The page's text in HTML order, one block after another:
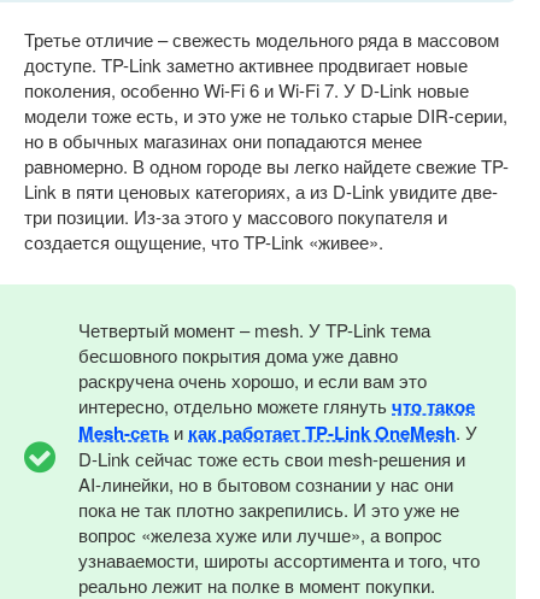
Третье отличие – свежесть модельного ряда в массовом
доступе. TP-Link заметно активнее продвигает новые
поколения, особенно Wi-Fi 6 и Wi-Fi 7. У D-Link новые
модели тоже есть, и это уже не только старые DIR-серии,
но в обычных магазинах они попадаются менее
равномерно. В одном городе вы легко найдете свежие TP-
Link в пяти ценовых категориях, а из D-Link увидите две-
три позиции. Из-за этого у массового покупателя и
создается ощущение, что TP-Link «живее».
Четвертый момент – mesh. У TP-Link тема
бесшовного покрытия дома уже давно
раскручена очень хорошо, и если вам это
интересно, отдельно можете глянутьчто такое
Mesh-сеть и как работает TP-Link OneMesh. У
D-Link сейчас тоже есть свои mesh-решения и
AI-линейки, но в бытовом сознании у нас они
пока не так плотно закрепились. И это уже не
вопрос «железа хуже или лучше», а вопрос
узнаваемости, широты ассортимента и того, что
реально лежит на полке в момент покупки.